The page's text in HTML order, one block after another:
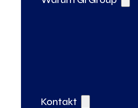
Kontakt